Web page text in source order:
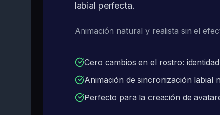
labial perfecta.
Animación natural y realista sin el
Cero cambios en el rostro:
Animación de sincronización labial
Perfecto para la creación de